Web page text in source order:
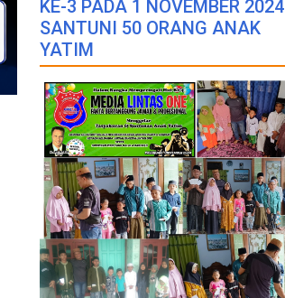
KE-3 PADA 1 NOVEMBER 2024
SANTUNI 50 ORANG ANAK
YATIM